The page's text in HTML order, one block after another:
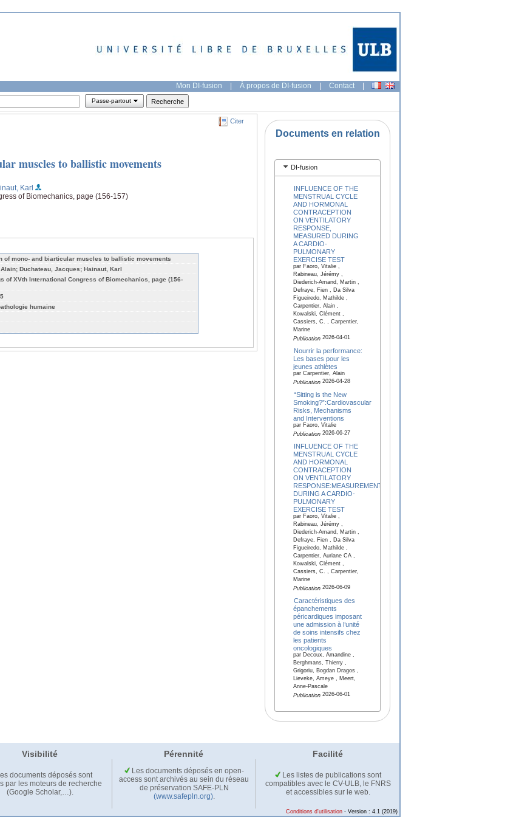
Mon DI-fusion | À propos de DI-fusion | Contact |
Passe-partout
Citer
muscles to ballistic movements
Karl
of Biomechanics, page (156-157)
of mono- and biarticular muscles to ballistic movements
Duchateau, Jacques; Hainaut, Karl
of XVth International Congress of Biomechanics, page (156-
humaine
Documents en relation
DI-fusion
INFLUENCE OF THE
MENSTRUAL CYCLE
AND HORMONAL
CONTRACEPTION
ON VENTILATORY
RESPONSE,
MEASURED DURING
A CARDIO-
PULMONARY
EXERCISE TEST
par Faoro, Vitalie ,
Rabineau, Jérémy ,
Diederich-Amand, Martin ,
Defraye, Fien , Da Silva
Figueiredo, Mathilde ,
Carpentier, Alain ,
Kowalski, Clément ,
Cassiers, C. , Carpentier,
Marine
Publication2026-04-01
Nourrir la performance:
Les bases pour les
jeunes athlètes
par Carpentier, Alain
Publication2026-04-28
“Sitting is the New
Smoking?”:Cardiovascular
Risks, Mechanisms
and Interventions
par Faoro, Vitalie
Publication2026-06-27
INFLUENCE OF THE
MENSTRUAL CYCLE
AND HORMONAL
CONTRACEPTION
ON VENTILATORY
RESPONSE:MEASUREMENTS
DURING A CARDIO-
PULMONARY
EXERCISE TEST
par Faoro, Vitalie ,
Rabineau, Jérémy ,
Diederich-Amand, Martin ,
Defraye, Fien , Da Silva
Figueiredo, Mathilde ,
Carpentier, Auriane CA ,
Kowalski, Clément ,
Cassiers, C. , Carpentier,
Marine
Publication2026-06-09
Caractéristiques des
épanchements
péricardiques imposant
une admission à l’unité
de soins intensifs chez
les patients
oncologiques
par Decoux, Amandine ,
Berghmans, Thierry ,
Grigoriu, Bogdan Dragos ,
Lieveke, Ameye , Meert,
Anne-Pascale
Publication2026-06-01
Visibilité Pérennité Facilité
documents déposés sont
par les moteurs de recherche
(Google Scholar,…).
Les documents déposés en open-
access sont archivés au sein du réseau
de préservation SAFE-PLN
(www.safepln.org).
Les listes de publications sont
compatibles avec le CV-ULB, le FNRS
et accessibles sur le web.
Conditions d'utilisation - Version : 4.1 (2019)